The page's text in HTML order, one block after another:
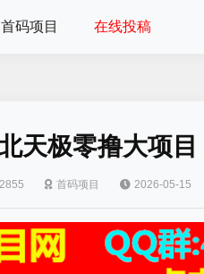
首码项目 在线投稿
天极零撸大项目
首码项目 2026-05-15